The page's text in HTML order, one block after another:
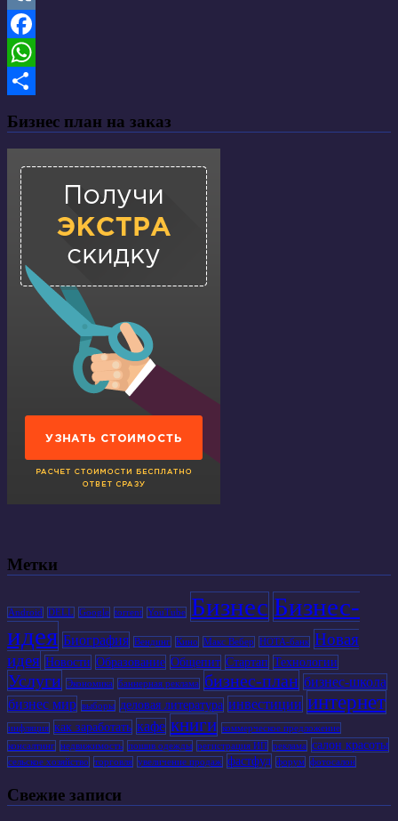
VK
Facebook
WhatsApp
Бизнес план на заказ
Метки
Android DELL Google torrent YouTube Бизнес Бизнес-
идея Биография Вендинг Кино Макс Вебер НОТА-банк Новая
идея Новости Образование Общепит Стартап Технологии
Услуги Экономика баннерная реклама бизнес-план бизнес-школа
бизнес мир выборы деловая литература инвестиции интернет
инфляция как заработать кафе книги коммерческое предложение
консалтинг недвижимость пошив одежды регистрация ИП реклама салон красоты
сельское хозяйство торговля увеличение продаж фастфуд форум фотосалон
Свежие записи